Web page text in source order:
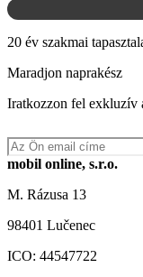
20 év szakmai
Maradjon naprakész
Iratkozzon fel exkluzív
mobil online, s.r.o.
M. Rázusa 13
98401 Lučenec
ICO: 44547722